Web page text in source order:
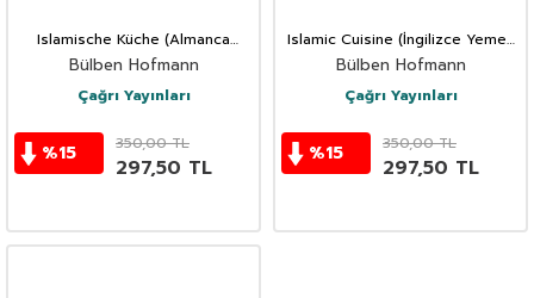
Islamische Küche (Almanca
Yemek Kitabı)
Bülben Hofmann
Çağrı Yayınları
%15 350,00TL
297,50 TL
Islamic Cuisine (İngilizce Yemek
Kitabı)
Bülben Hofmann
Çağrı Yayınları
%15 350,00TL
297,50 TL